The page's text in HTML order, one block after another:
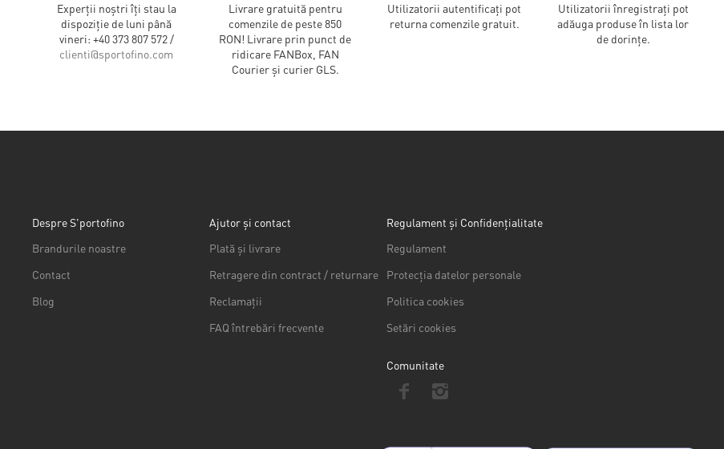
Experții noștri îți stau la
dispoziție de luni până
vineri: +40 373 807 572 /
clienti@sportofino.com
Livrare gratuită pentru
comenzile de peste 850
RON! Livrare prin punct de
ridicare FANBox, FAN
Courier și curier GLS.
Utilizatorii autentificați pot
returna comenzile gratuit.
Utilizatorii înregistrați pot
adăuga produse în lista lor
de dorințe.
Despre S'portofino
Brandurile noastre
Contact
Blog
Ajutor și contact
Plată și livrare
Retragere din contract / returnare
Reclamații
FAQ întrebări frecvente
Regulament și Confidențialitate
Regulament
Protecția datelor personale
Politica cookies
Setări cookies
Comunitate